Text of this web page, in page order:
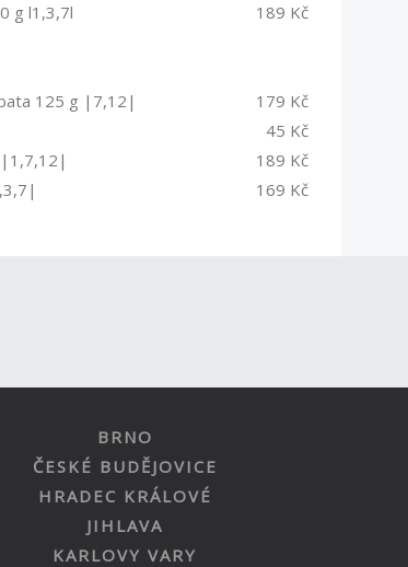
g l1,3,7l 189 Kč
125 g |7,12|
179 Kč
45 Kč
|1,7,12|
189 Kč
169 Kč
BRNO
ČESKÉ BUDĚJOVICE
HRADEC KRÁLOVÉ
JIHLAVA
KARLOVY VARY